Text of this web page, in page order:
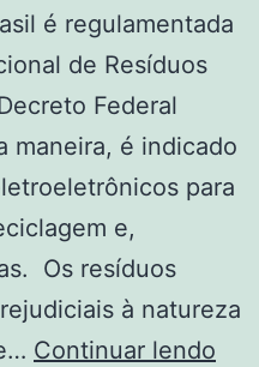
é regulamentada
de Resíduos
Federal
maneira, é indicado
para
e,
Os resíduos
à natureza
Continuar lendo